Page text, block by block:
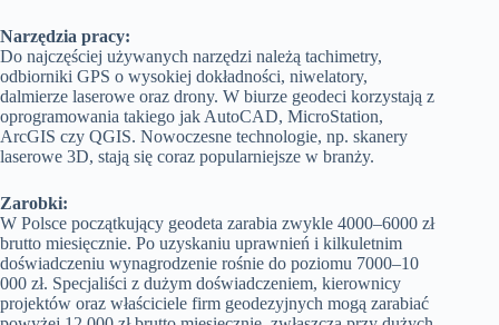
Narzędzia pracy:
Do najczęściej używanych narzędzi należą tachimetry,
odbiorniki GPS o wysokiej dokładności, niwelatory,
dalmierze laserowe oraz drony. W biurze geodeci korzystają z
oprogramowania takiego jak AutoCAD, MicroStation,
ArcGIS czy QGIS. Nowoczesne technologie, np. skanery
laserowe 3D, stają się coraz popularniejsze w branży.
Zarobki:
W Polsce początkujący geodeta zarabia zwykle 4000–6000 zł
brutto miesięcznie. Po uzyskaniu uprawnień i kilkuletnim
doświadczeniu wynagrodzenie rośnie do poziomu 7000–10
000 zł. Specjaliści z dużym doświadczeniem, kierownicy
projektów oraz właściciele firm geodezyjnych mogą zarabiać